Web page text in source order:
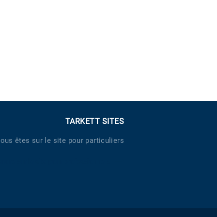
TARKETT SITES
êtes sur le site pour particuliers